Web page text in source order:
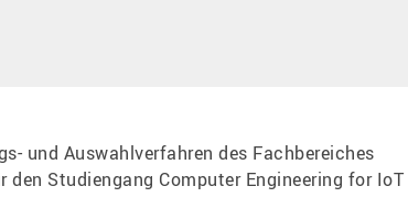
und Auswahlverfahren des Fachbereiches
Studiengang Computer Engineering for